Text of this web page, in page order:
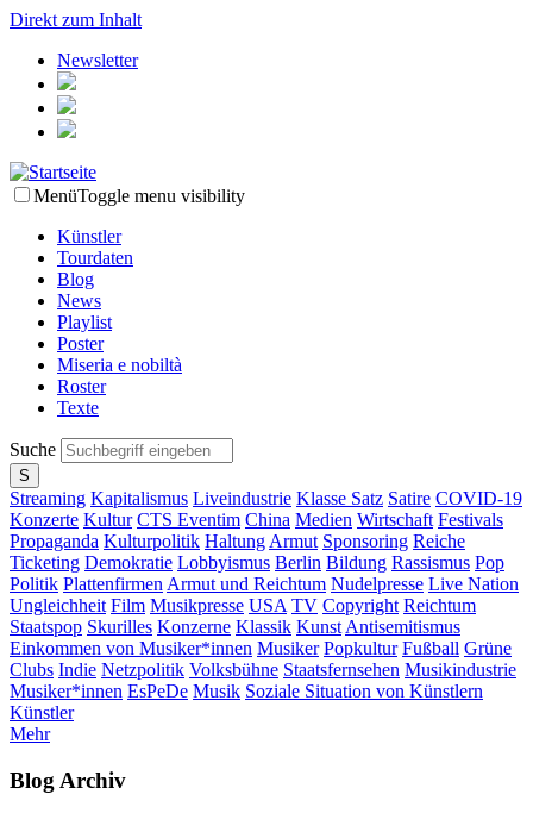
Direkt zum Inhalt
Newsletter
MenüToggle menu visibility
Künstler
Tourdaten
Blog
News
Playlist
Poster
Miseria e nobiltà
Roster
Texte
Suche
Streaming Kapitalismus Liveindustrie Klasse Satz Satire COVID-19
Konzerte Kultur CTS Eventim China Medien Wirtschaft Festivals
Propaganda Kulturpolitik Haltung Armut Sponsoring Reiche
Ticketing Demokratie Lobbyismus Berlin Bildung Rassismus Pop
Politik Plattenfirmen Armut und Reichtum Nudelpresse Live Nation
Ungleichheit Film Musikpresse USA TV Copyright Reichtum
Staatspop Skurilles Konzerne Klassik Kunst Antisemitismus
Einkommen von Musiker*innen Musiker Popkultur Fußball Grüne
Clubs Indie Netzpolitik Volksbühne Staatsfernsehen Musikindustrie
Musiker*innen EsPeDe Musik Soziale Situation von Künstlern
Künstler
Mehr
Blog Archiv